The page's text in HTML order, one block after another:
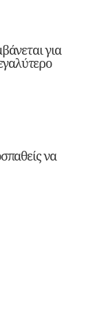
για
να